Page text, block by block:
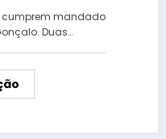
cumprem mandado
Duas…